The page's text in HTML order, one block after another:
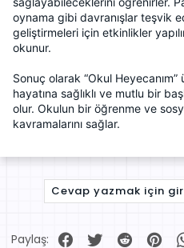
oynama gibi davranışlar teşvik
geliştirmeleri için etkinlikler
okunur.
Sonuç olarak “Okul
hayatına sağlıklı ve mutlu bir
olur. Okulun bir öğrenme ve
kavramalarını sağlar.
Cevap yazmak için
Paylaş: Facebook
Twitter Reddit